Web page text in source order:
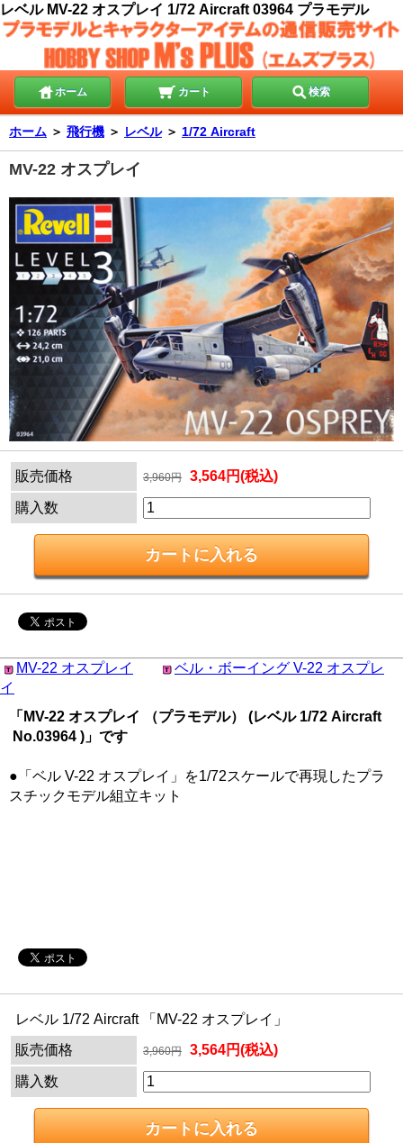
レベル MV-22 オスプレイ 1/72 Aircraft 03964 プラモデル
ホーム カート 検索
ホーム ＞ 飛行機 ＞ レベル＞ 1/72 Aircraft
MV-22 オスプレイ
販売価格 3,960円 3,564円(税込)
購入数
MV-22 オスプレイ
ベル・ボーイング V-22 オスプレ
イ
「MV-22 オスプレイ （プラモデル） (レベル 1/72 Aircraft
No.03964 )」です
●「ベル V-22 オスプレイ」を1/72スケールで再現したプラ
スチックモデル組立キット
レベル 1/72 Aircraft 「MV-22 オスプレイ」
販売価格
3,960円 3,564円(税込)
購入数